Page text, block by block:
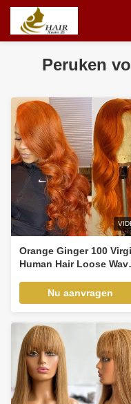
Peruken
Orange Ginger 100
Human Hair Loose
Peruken voor menselijk
haar
Nu aanvragen